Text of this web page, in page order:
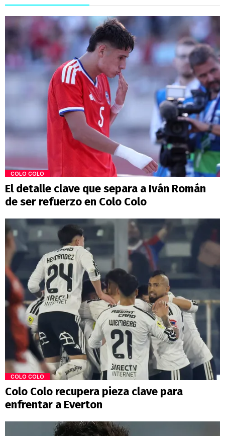
COLO COLO
El detalle clave que separa a Iván Román
de ser refuerzo en Colo Colo
COLO COLO
Colo Colo recupera pieza clave para
enfrentar a Everton